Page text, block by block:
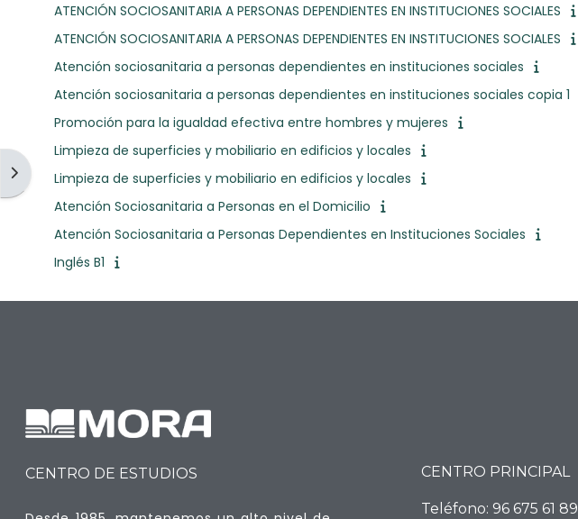
Open block drawer
ATENCIÓN SOCIOSANITARIA A PERSONAS DEPENDIENTES EN INSTITUCIONES SOCIALES
ATENCIÓN SOCIOSANITARIA A PERSONAS DEPENDIENTES EN INSTITUCIONES SOCIALES
Atención sociosanitaria a personas dependientes en instituciones sociales
Atención sociosanitaria a personas dependientes en instituciones sociales copia 1
Promoción para la igualdad efectiva entre hombres y mujeres
Limpieza de superficies y mobiliario en edificios y locales
Limpieza de superficies y mobiliario en edificios y locales
Atención Sociosanitaria a Personas en el Domicilio
Atención Sociosanitaria a Personas Dependientes en Instituciones Sociales
Inglés B1
CENTRO DE ESTUDIOS CENTRO PRINCIPAL
Teléfono:96 675 61 89